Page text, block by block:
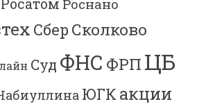
Росатом Роснано
Сбер Сколково
Суд ФНС ФРП ЦБ
ЮГК акции